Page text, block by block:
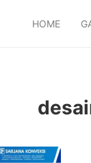
HOME